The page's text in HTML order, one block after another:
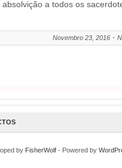
a todos os
Novembro 23, 2016
by FisherWolf - Powered by